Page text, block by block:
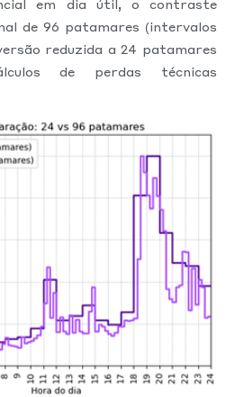
em dia útil, o contraste
de 96 patamares (intervalos
reduzida a 24 patamares
de perdas técnicas